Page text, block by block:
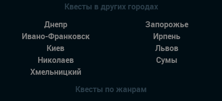
Квесты в других городах
Днепр
Запорожье
Ивано-Франковск
Ирпень
Киев
Львов
Николаев
Сумы
Хмельницкий
Квесты по жанрам